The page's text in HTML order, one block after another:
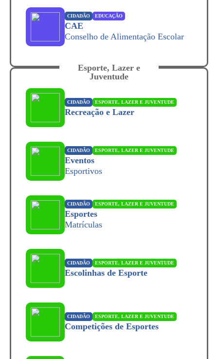
CIDADÃO EDUCAÇÃO
CAE
Conselho de Alimentação Escolar
Esporte, Lazer e
Juventude
CIDADÃO ESPORTE, LAZER E JUVENTUDE
Recreação e Lazer
CIDADÃO ESPORTE, LAZER E JUVENTUDE
Eventos
Esportivos
CIDADÃO ESPORTE, LAZER E JUVENTUDE
Esportes
Matrículas
CIDADÃO ESPORTE, LAZER E JUVENTUDE
Escolinhas de Esporte
CIDADÃO ESPORTE, LAZER E JUVENTUDE
Competições de Esportes